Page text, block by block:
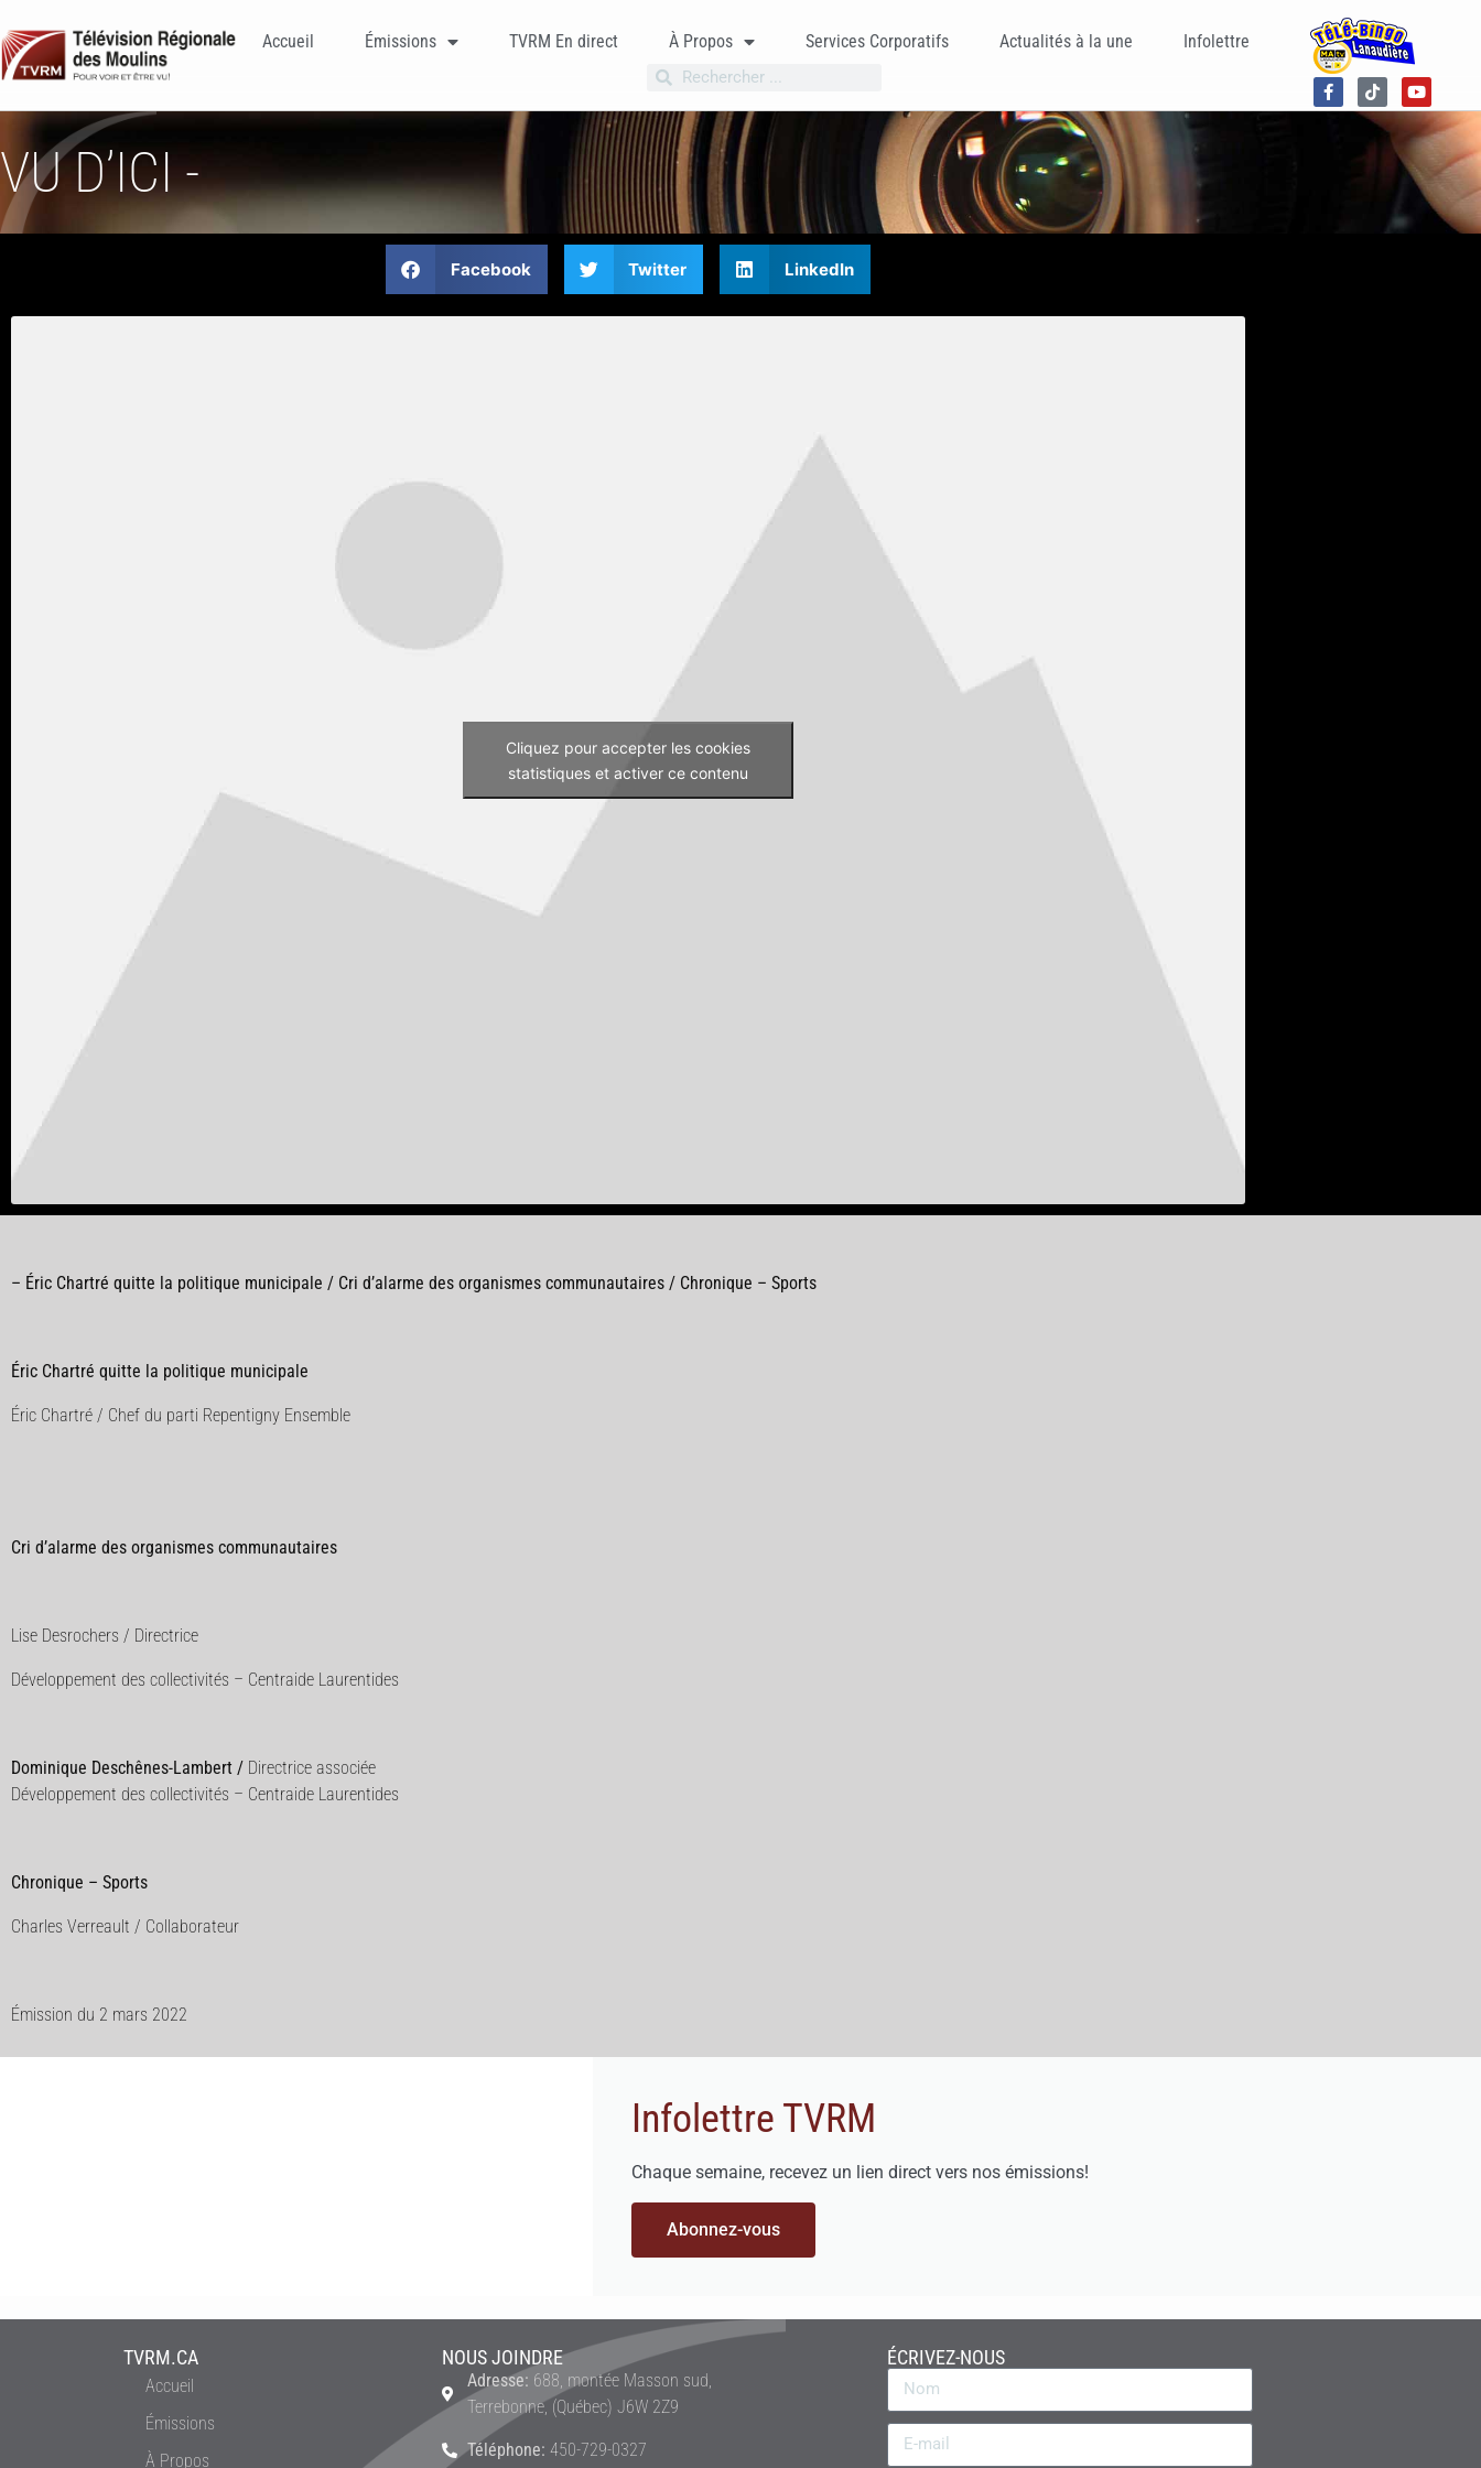
Accueil Émissions TVRM En direct À Propos Services Corporatifs Actualités à la une Infolettre
VU D’ICI -
Facebook Twitter LinkedIn
Cliquez pour accepter les cookies
statistiques et activer ce contenu
– Éric Chartré quitte la politique municipale / Cri d’alarme des organismes communautaires / Chronique – Sports
Éric Chartré quitte la politique municipale
Éric Chartré / Chef du parti Repentigny Ensemble
Cri d’alarme des organismes communautaires
Lise Desrochers / Directrice
Développement des collectivités – Centraide Laurentides
Dominique Deschênes-Lambert / Directrice associée
Développement des collectivités – Centraide Laurentides
Chronique – Sports
Charles Verreault / Collaborateur
Émission du 2 mars 2022
Infolettre TVRM
Chaque semaine, recevez un lien direct vers nos émissions!
Abonnez-vous
TVRM.CA
Accueil
Émissions
À Propos
NOUS JOINDRE
Adresse: 688, montée Masson sud,
Terrebonne, (Québec) J6W 2Z9
Téléphone: 450-729-0327
ÉCRIVEZ-NOUS